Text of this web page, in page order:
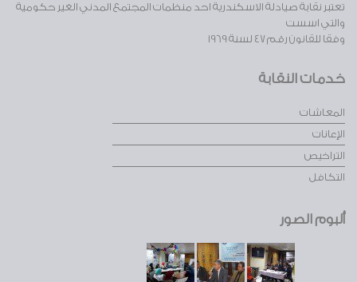
تعتبر نقابة صيادلة الاسكندرية احد منظمات المجتمع المدني الغير حكومية
والتي اسست
وفقا للقانون رقم 47 لسنة 1969
خدمات النقابة
المعاشات
الإعانات
التراخيص
التكافل
ألبوم الصور